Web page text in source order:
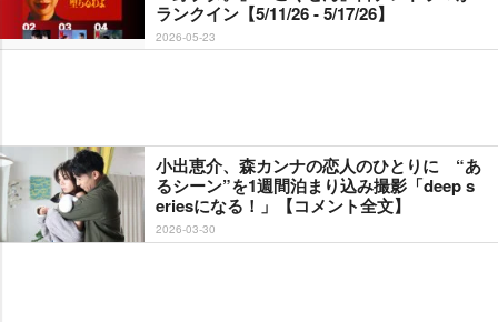
ランクイン【5/11/26 - 5/17/26】
2026-05-23
小出恵介、森カンナの恋人のひとりに “あ
るシーン”を1週間泊まり込み撮影「deep s
eriesになる！」【コメント全文】
2026-03-30